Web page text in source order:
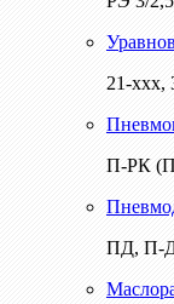
21-ххх,
П-РК
ПД, П-